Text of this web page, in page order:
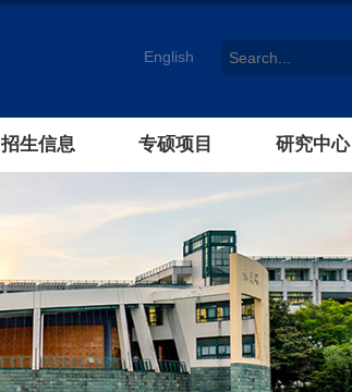
English
招生信息 专硕项目 研究中心